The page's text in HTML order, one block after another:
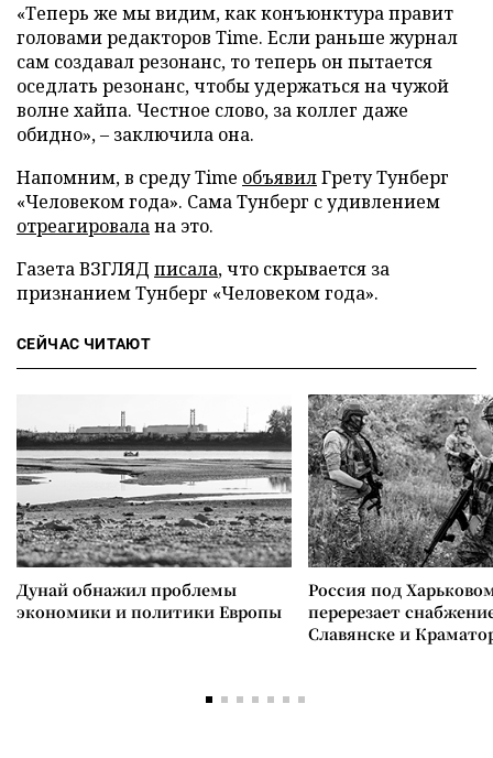
«Теперь же мы видим, как конъюнктура правит
головами редакторов Time. Если раньше журнал
сам создавал резонанс, то теперь он пытается
оседлать резонанс, чтобы удержаться на чужой
волне хайпа. Честное слово, за коллег даже
обидно», – заключила она.
Напомним, в среду Time объявилГрету Тунберг
«Человеком года». Сама Тунберг с удивлением
отреагировалана это.
Газета ВЗГЛЯД писала, что скрывается за
признанием Тунберг «Человеком года».
СЕЙЧАС ЧИТАЮТ
Дунай обнажил проблемы
экономики и политики Европы
Россия под
перерезает
Славянске и